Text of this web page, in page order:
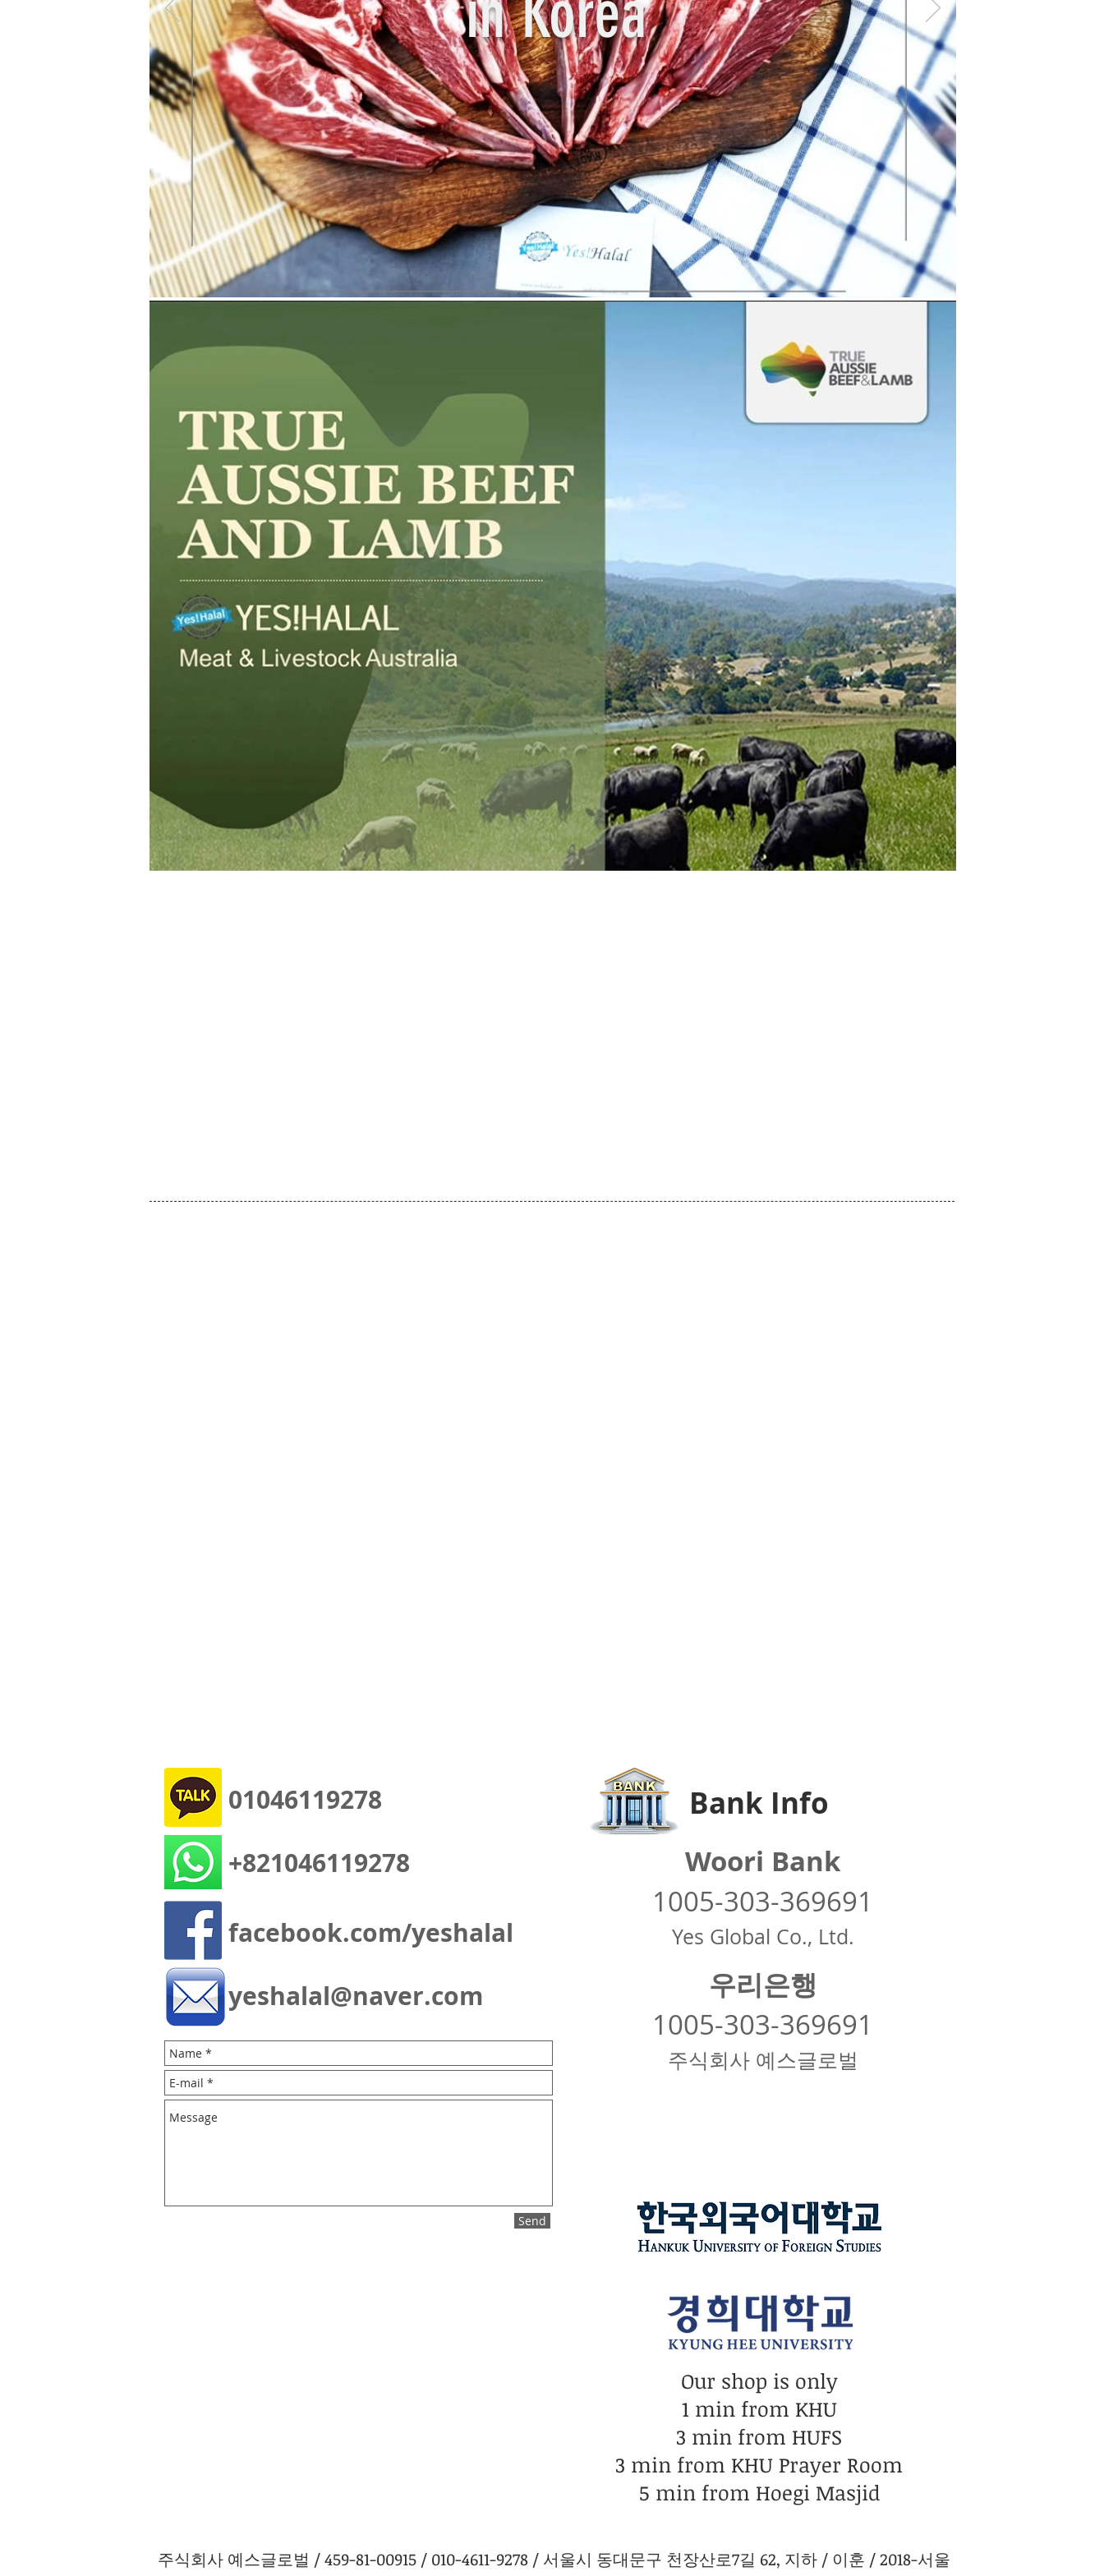
facebook.com/yeshalal
yeshalal@naver.com
Bank Info
Woori Bank
1005-303-369691
Yes Global Co., Ltd.
우리은행
1005-303-369691
주식회사 예스글로벌
+821046119278
01046119278
Our shop is only
1 min from KHU
3 min from HUFS
3 min from KHU Prayer Room
5 min from Hoegi Masjid
Send
주식회사 예스글로벌 / 459-81-00915 / 010-4611-9278 / 서울시 동대문구 천장산로7길 62, 지하 / 이훈 / 2018-서울